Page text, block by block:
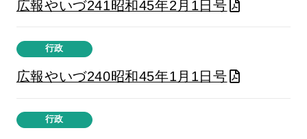
広報やいづ241昭和45年2月1日号
行政
広報やいづ240昭和45年1月1日号
行政